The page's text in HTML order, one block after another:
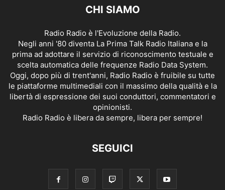
CHI SIAMO
Radio Radio è l'Evoluzione della Radio.
Negli anni '80 diventa La Prima Talk Radio Italiana e la
prima ad adottare il servizio di riconoscimento testuale e
scelta automatica delle frequenze Radio Data System.
Oggi, dopo più di trent'anni, Radio Radio è fruibile su tutte
le piattaforme multimediali con il massimo della qualità e la
libertà di espressione dei suoi conduttori, commentatori e
opinionisti.
Radio Radio è libera da sempre, libera per sempre!
SEGUICI